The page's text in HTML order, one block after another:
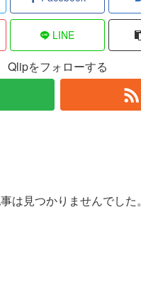
LINE
Qlipをフォローする
は見つかりませんでした。